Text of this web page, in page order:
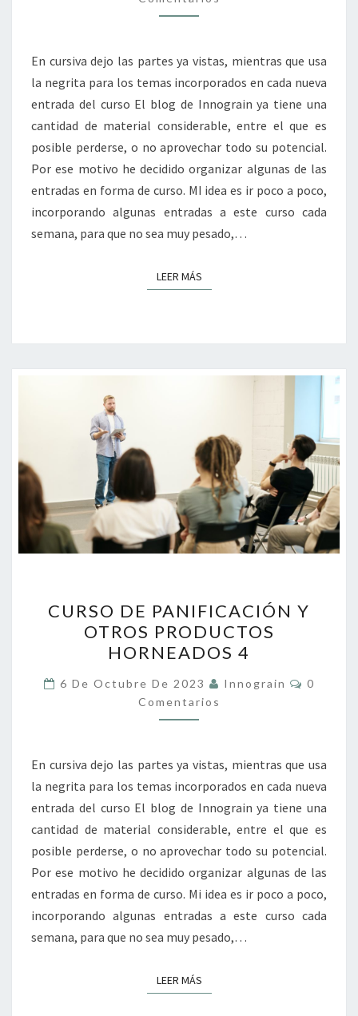
HORNEADOS
En cursiva dejo las partes ya vistas, mientras que usa
la negrita para los temas incorporados en cada nueva
entrada del curso El blog de Innograin ya tiene una
cantidad de material considerable, entre el que es
posible perderse, o no aprovechar todo su potencial.
Por ese motivo he decidido organizar algunas de las
entradas en forma de curso. MI idea es ir poco a poco,
incorporando algunas entradas a este curso cada
semana, para que no sea muy pesado,…
LEER MÁSLEER MÁS
DE
PANIFICACIÓN
Y
OTROS
PRODUCTOS
HORNEADOS
CURSO DE PANIFICACIÓN Y
OTROS PRODUCTOS
HORNEADOS 4
6 De Octubre De 2023 Innograin
0
Comentarios
En cursiva dejo las partes ya vistas, mientras que usa
la negrita para los temas incorporados en cada nueva
entrada del curso El blog de Innograin ya tiene una
cantidad de material considerable, entre el que es
posible perderse, o no aprovechar todo su potencial.
Por ese motivo he decidido organizar algunas de las
entradas en forma de curso. Mi idea es ir poco a poco,
incorporando algunas entradas a este curso cada
semana, para que no sea muy pesado,…
LEER MÁSLEER MÁS